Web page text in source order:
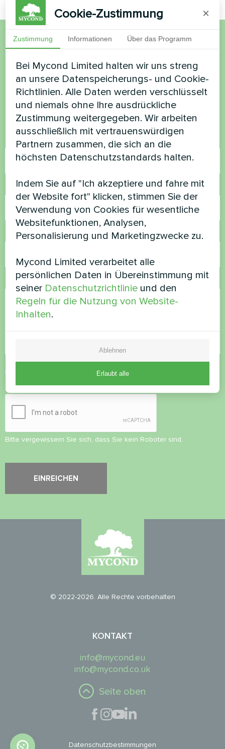
Möchten Sie kaufen oder
haben Sie Fragen?
Kontaktieren Sie uns und wir werden Ihnen
helfen
Name
Rufnummer
E-Mail
Kommentar
Datenschutzbestimmungen
Sicherheitsüberprüfung
Bitte vergewissern Sie sich, dass Sie kein Roboter sind.
© 2022-2026. Alle Rechte vorbehalten
KONTAKT
info@mycond.eu
info@mycond.co.uk
Seite oben
Datenschutzbestimmungen
Cookie-Zustimmung ×
Zustimmung Informationen Über das Programm
Bei Mycond Limited halten wir uns streng
an unsere Datenspeicherungs- und Cookie-
Richtlinien. Alle Daten werden verschlüsselt
und niemals ohne Ihre ausdrückliche
Zustimmung weitergegeben. Wir arbeiten
ausschließlich mit vertrauenswürdigen
Partnern zusammen, die sich an die
höchsten Datenschutzstandards halten.
Indem Sie auf "Ich akzeptiere und fahre mit
der Website fort" klicken, stimmen Sie der
Verwendung von Cookies für wesentliche
Websitefunktionen, Analysen,
Personalisierung und Marketingzwecke zu.
Mycond Limited verarbeitet alle
persönlichen Daten in Übereinstimmung mit
seiner Datenschutzrichtlinie und den
Regeln für die Nutzung von Website-
Inhalten.
Ablehnen
Erlaubt alle